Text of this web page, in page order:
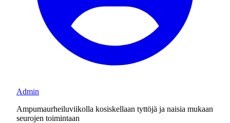
Admin
Ampumaurheiluviikolla kosiskellaan tyttöjä ja naisia mukaan
seurojen toimintaan